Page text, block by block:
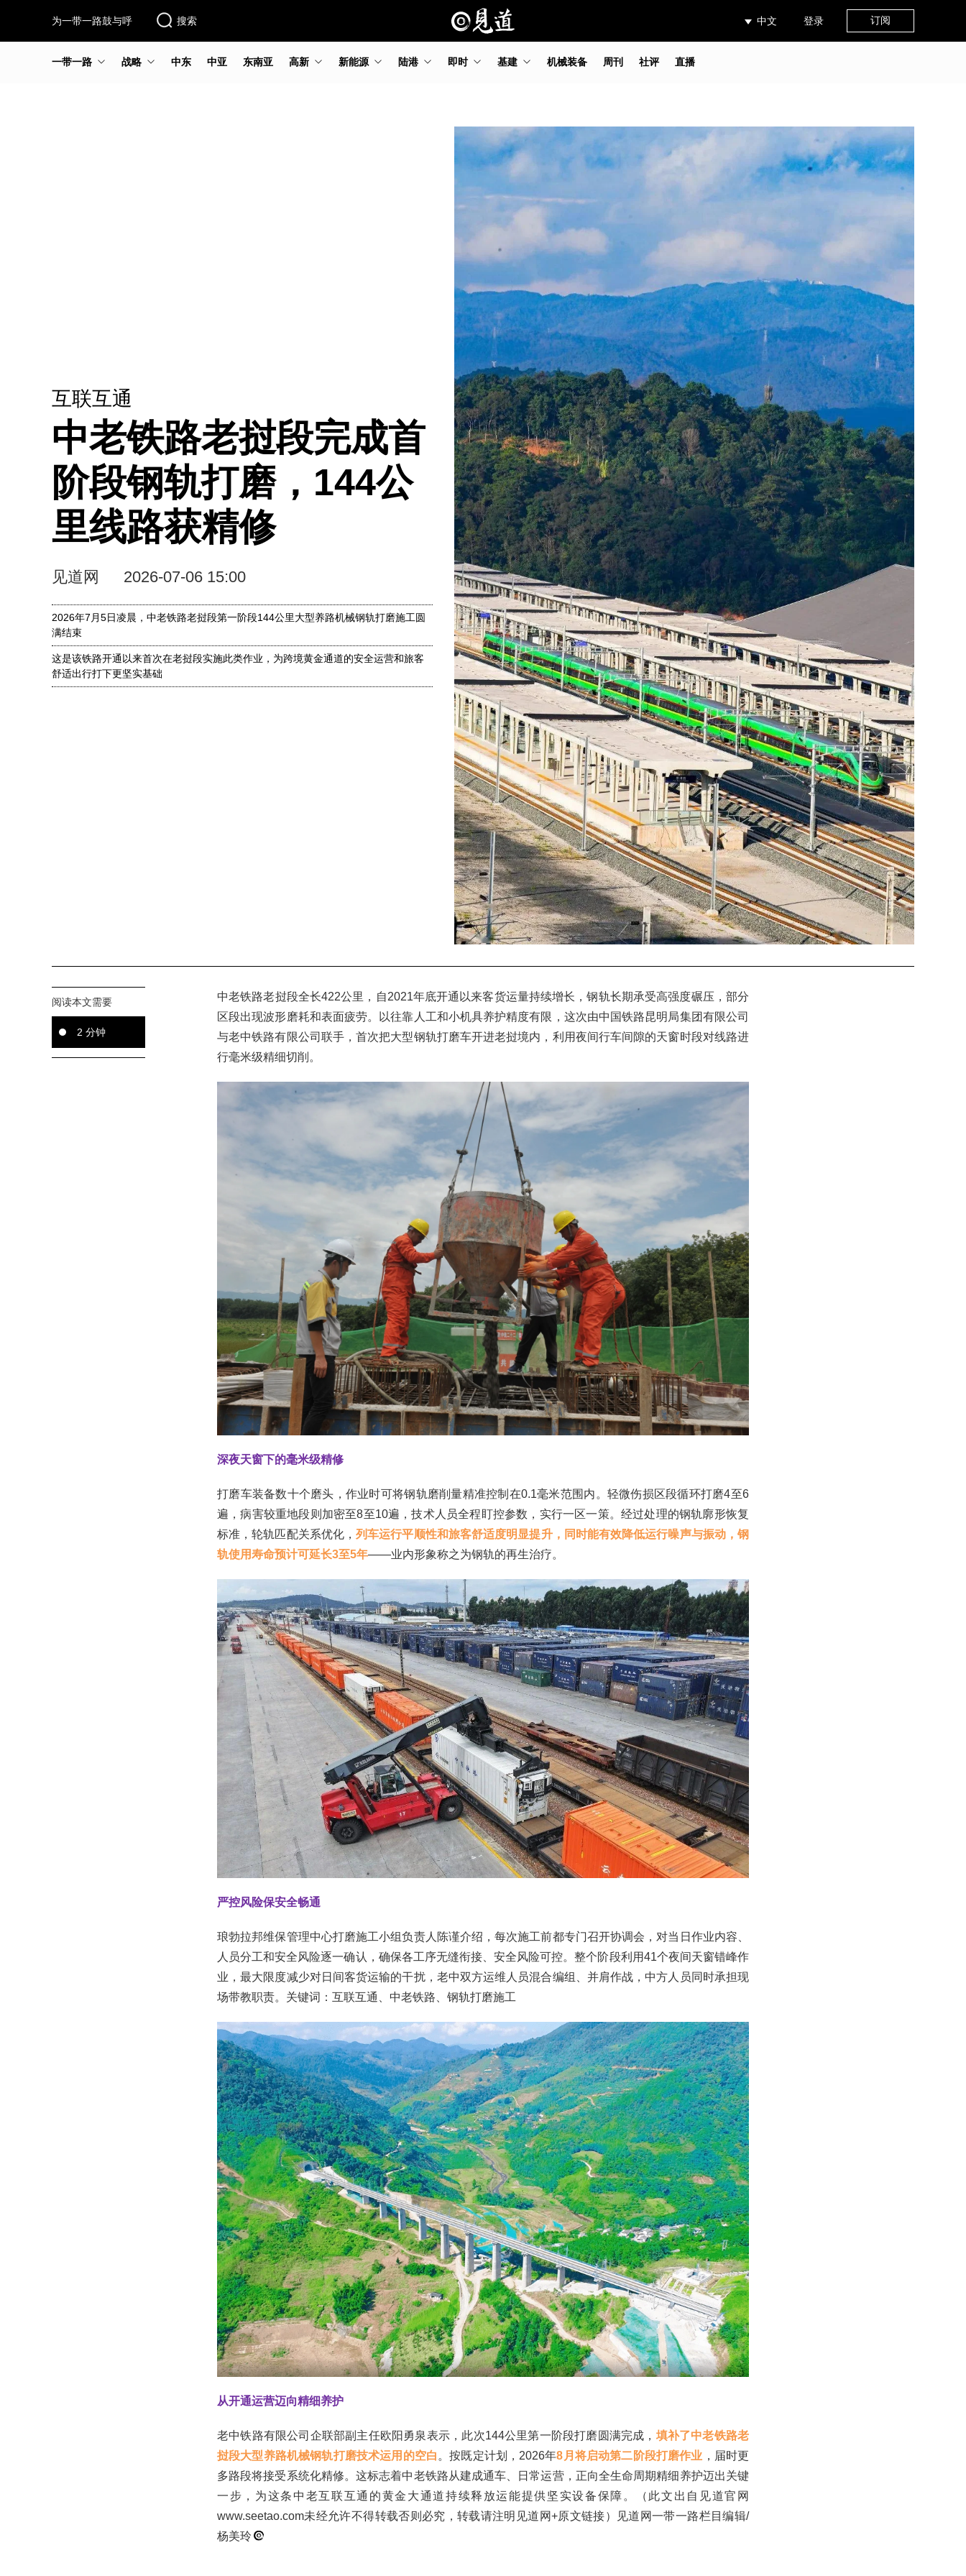
为一带一路鼓与呼 搜索 中文 登录 订阅
一带一路 战略 中东 中亚 东南亚 高新 新能源 陆港 即时 基建 机械装备 周刊 社评 直播
互联互通
中老铁路老挝段完成首
阶段钢轨打磨，144公
里线路获精修
见道网 2026-07-06 15:00
2026年7月5日凌晨，中老铁路老挝段第一阶段144公里大型养路机械钢轨打磨施工圆
满结束
这是该铁路开通以来首次在老挝段实施此类作业，为跨境黄金通道的安全运营和旅客
舒适出行打下更坚实基础
阅读本文需要
2 分钟
中老铁路老挝段全长422公里，自2021年底开通以来客货运量持续增长，钢轨长期承受高强度碾压，部分
区段出现波形磨耗和表面疲劳。以往靠人工和小机具养护精度有限，这次由中国铁路昆明局集团有限公司
与老中铁路有限公司联手，首次把大型钢轨打磨车开进老挝境内，利用夜间行车间隙的天窗时段对线路进
行毫米级精细切削。
深夜天窗下的毫米级精修
打磨车装备数十个磨头，作业时可将钢轨磨削量精准控制在0.1毫米范围内。轻微伤损区段循环打磨4至6
遍，病害较重地段则加密至8至10遍，技术人员全程盯控参数，实行一区一策。经过处理的钢轨廓形恢复
标准，轮轨匹配关系优化，列车运行平顺性和旅客舒适度明显提升，同时能有效降低运行噪声与振动，钢
轨使用寿命预计可延长3至5年——业内形象称之为钢轨的再生治疗。
严控风险保安全畅通
琅勃拉邦维保管理中心打磨施工小组负责人陈谨介绍，每次施工前都专门召开协调会，对当日作业内容、
人员分工和安全风险逐一确认，确保各工序无缝衔接、安全风险可控。整个阶段利用41个夜间天窗错峰作
业，最大限度减少对日间客货运输的干扰，老中双方运维人员混合编组、并肩作战，中方人员同时承担现
场带教职责。关键词：互联互通、中老铁路、钢轨打磨施工
从开通运营迈向精细养护
老中铁路有限公司企联部副主任欧阳勇泉表示，此次144公里第一阶段打磨圆满完成， 填补了中老铁路老
挝段大型养路机械钢轨打磨技术运用的空白 。按既定计划，2026年8月将启动第二阶段打磨作业 ，届时更
多路段将接受系统化精修。这标志着中老铁路从建成通车、日常运营，正向全生命周期精细养护迈出关键
一步，为这条中老互联互通的黄金大通道持续释放运能提供坚实设备保障。（此文出自见道官网
www.seetao.com未经允许不得转载否则必究，转载请注明见道网+原文链接）见道网一带一路栏目编辑/
杨美玲